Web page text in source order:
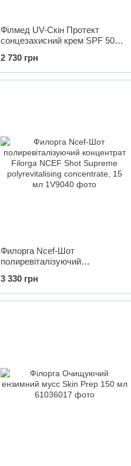
Філмед UV-Скін Протект
сонцезахисний крем SPF 50+,
Protect SPF 50+, 50 мл
2 730 грн
Филорга Ncef-Шот
полиревіталізуючий
Supreme polyrevitalising
concentrate, 15 мл
3 330 грн